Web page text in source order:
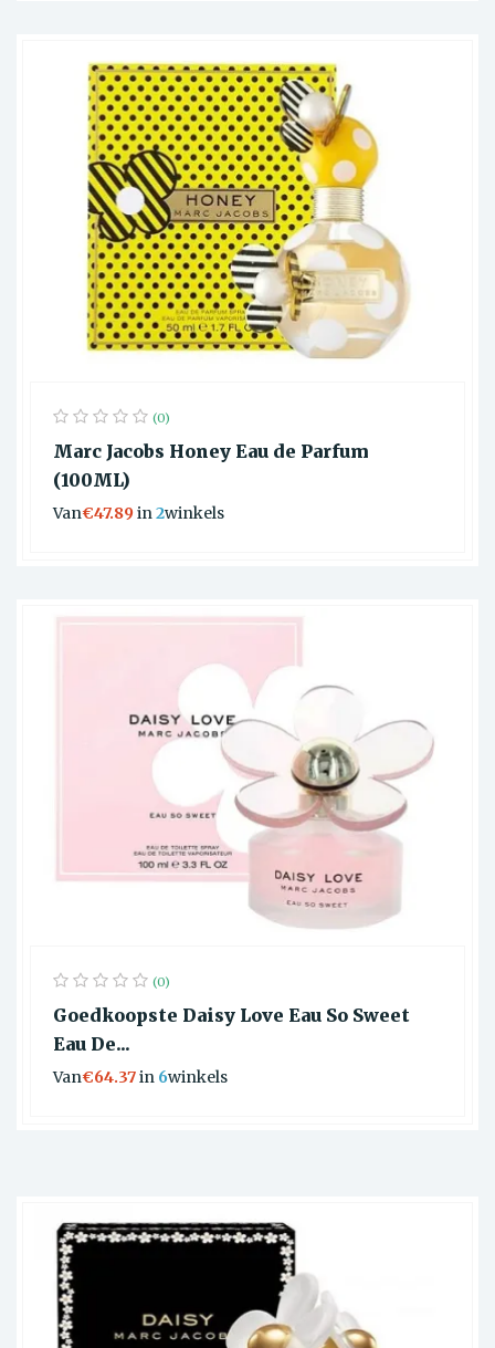
(0)
Marc Jacobs Honey Eau de Parfum
(100ML)
Van€47.89in 2winkels
(0)
Goedkoopste Daisy Love Eau So Sweet
Eau De...
Van€64.37in 6winkels